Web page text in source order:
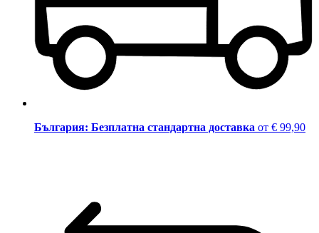
България: Безплатна стандартна доставка от € 99,90